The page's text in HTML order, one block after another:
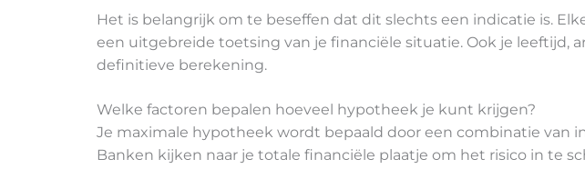
Het is belangrijk om te beseffen dat dit slechts een indicatie is.
een uitgebreide toetsing van je financiële situatie. Ook je leeftijd,
definitieve berekening.
Welke factoren bepalen hoeveel hypotheek je kunt krijgen?
Je maximale hypotheek wordt bepaald door een combinatie van
Banken kijken naar je totale financiële plaatje om het risico in te